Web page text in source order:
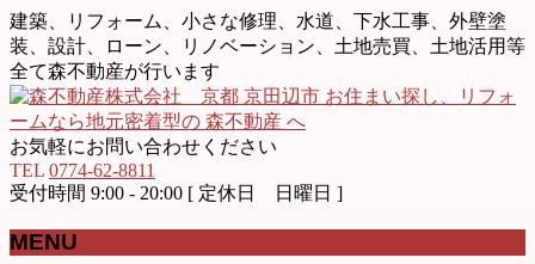
建築、リフォーム、小さな修理、水道、下水工事、外壁塗
装、設計、ローン、リノベーション、土地売買、土地活用等
全て森不動産が行います
お気軽にお問い合わせください
TEL 0774-62-8811
受付時間 9:00 - 20:00 [ 定休日 日曜日 ]
MENU